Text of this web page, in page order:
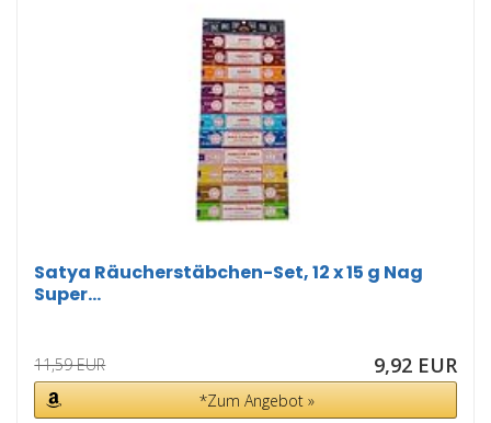
Satya Räucherstäbchen-Set, 12 x 15 g Nag
Super...
11,59 EUR 9,92 EUR
*Zum Angebot »